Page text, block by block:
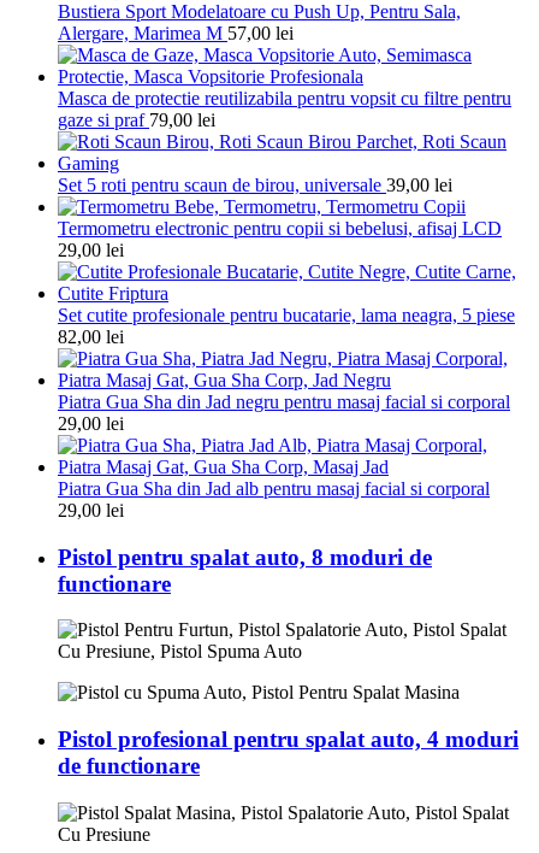
Bustiera Sport Modelatoare cu Push Up, Pentru Sala,
Alergare, Marimea M 57,00 lei
Masca de protectie reutilizabila pentru vopsit cu filtre pentru
gaze si praf 79,00 lei
Set 5 roti pentru scaun de birou, universale 39,00 lei
Termometru electronic pentru copii si bebelusi, afisaj LCD
29,00 lei
Set cutite profesionale pentru bucatarie, lama neagra, 5 piese
82,00 lei
Piatra Gua Sha din Jad negru pentru masaj facial si corporal
29,00 lei
Piatra Gua Sha din Jad alb pentru masaj facial si corporal
29,00 lei
Pistol pentru spalat auto, 8 moduri de
functionare
Pistol profesional pentru spalat auto, 4 moduri
de functionare